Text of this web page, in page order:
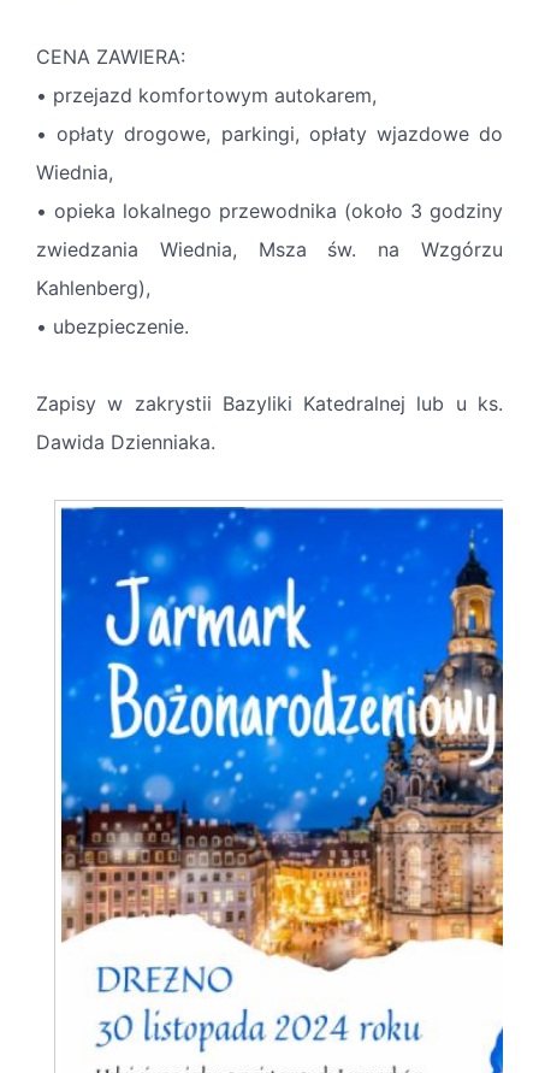
CENA ZAWIERA:
• przejazd komfortowym autokarem,
• opłaty drogowe, parkingi, opłaty wjazdowe do
Wiednia,
• opieka lokalnego przewodnika (około 3 godziny
zwiedzania Wiednia, Msza św. na Wzgórzu
Kahlenberg),
• ubezpieczenie.
Zapisy w zakrystii Bazyliki Katedralnej lub u ks.
Dawida Dzienniaka.